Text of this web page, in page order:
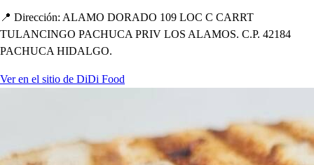
📍 Dirección: ALAMO DORADO 109 LOC C CARRT
TULANCINGO PACHUCA PRIV LOS ALAMOS. C.P. 42184
PACHUCA HIDALGO.
Ver en el sitio de DiDi Food